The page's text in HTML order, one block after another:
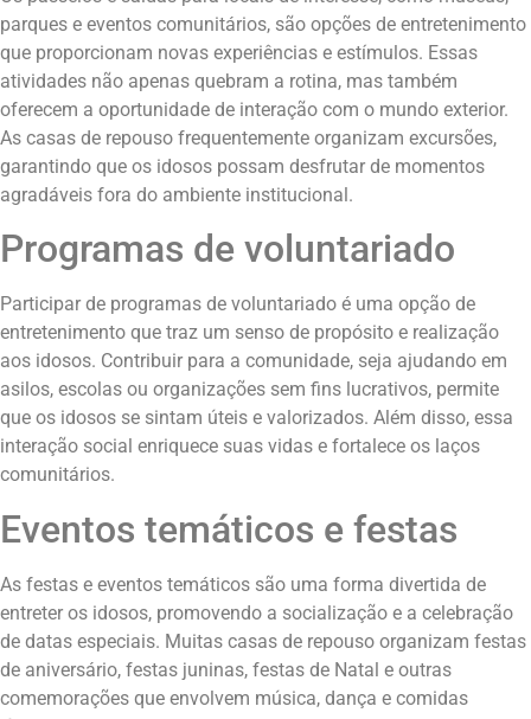
parques e eventos comunitários, são opções de entretenimento
que proporcionam novas experiências e estímulos. Essas
atividades não apenas quebram a rotina, mas também
oferecem a oportunidade de interação com o mundo exterior.
As casas de repouso frequentemente organizam excursões,
garantindo que os idosos possam desfrutar de momentos
agradáveis fora do ambiente institucional.
Programas de voluntariado
Participar de programas de voluntariado é uma opção de
entretenimento que traz um senso de propósito e realização
aos idosos. Contribuir para a comunidade, seja ajudando em
asilos, escolas ou organizações sem fins lucrativos, permite
que os idosos se sintam úteis e valorizados. Além disso, essa
interação social enriquece suas vidas e fortalece os laços
comunitários.
Eventos temáticos e festas
As festas e eventos temáticos são uma forma divertida de
entreter os idosos, promovendo a socialização e a celebração
de datas especiais. Muitas casas de repouso organizam festas
de aniversário, festas juninas, festas de Natal e outras
comemorações que envolvem música, dança e comidas